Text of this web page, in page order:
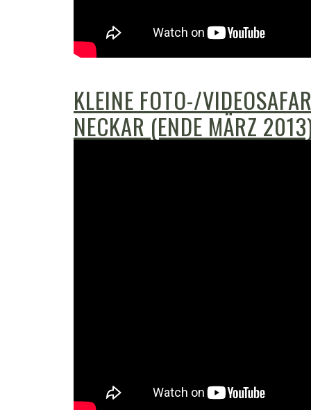
KLEINE FOTO-/
NECKAR (ENDE MÄRZ